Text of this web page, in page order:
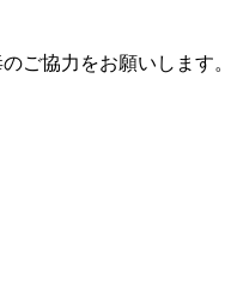
ご協力をお願いします。